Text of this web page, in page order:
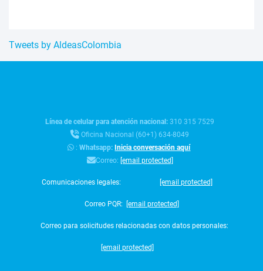
Tweets by AldeasColombia
Línea de celular para atención nacional:310 315 7529
Oficina Nacional (60+1) 634-8049
:Whatsapp:Inicia conversación aquí
Correo: [email protected]
Comunicaciones legales: [email protected]
Correo PQR: [email protected]
Correo para solicitudes relacionadas con datos personales:
[email protected]